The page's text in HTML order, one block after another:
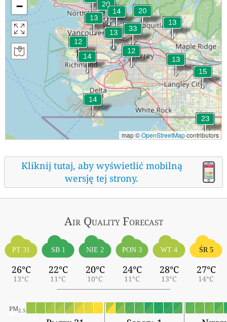
−
map ©OpenStreetMapcontributors
Kliknij tutaj, aby wyświetlić mobilną
wersję tej strony.
Air QualityForecast
PT 31
26°C
13°C
SB 1
22°C
11°C
NIE 2
20°C
10°C
PON 3
24°C
11°C
WT 4
28°C
13°C
ŚR 5
27°C
14°C
PM2.5